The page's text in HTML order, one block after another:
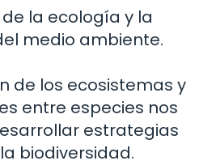
la ecología y la
medio ambiente.
de los ecosistemas y
entre especies nos
estrategias
biodiversidad.